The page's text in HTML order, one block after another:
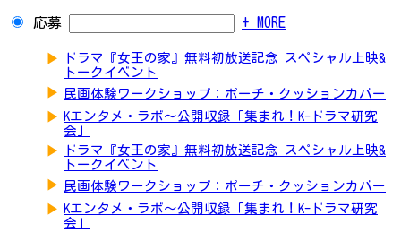
応募 + MORE
▶
ドラマ『女王の家』無料初放送記念 スペシャル上映&
トークイベント
▶ 民画体験ワークショップ：ポーチ・クッションカバー
▶ Kエンタメ・ラボ～公開収録「集まれ！K-ドラマ研究
会」
▶
ドラマ『女王の家』無料初放送記念 スペシャル上映&
トークイベント
▶ 民画体験ワークショップ：ポーチ・クッションカバー
▶ Kエンタメ・ラボ～公開収録「集まれ！K-ドラマ研究
会」